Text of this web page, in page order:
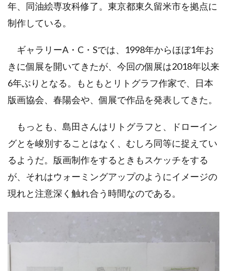
年、同油絵専攻科修了。東京都東久留米市を拠点に
制作している。
ギャラリーA・C・Sでは、1998年からほぼ1年お
きに個展を開いてきたが、今回の個展は2018年以来
6年ぶりとなる。もともとリトグラフ作家で、日本
版画協会、春陽会や、個展で作品を発表してきた。
もっとも、島田さんはリトグラフと、ドローイン
グとを峻別することはなく、むしろ同等に捉えてい
るようだ。版画制作をするときもスケッチをする
が、それはウォーミングアップのようにイメージの
現れと注意深く触れ合う時間なのである。